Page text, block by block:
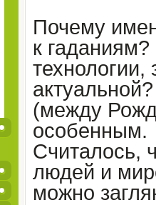
Почему
к
технологии,
(между
особенным.
Считалось,
людей и
можно